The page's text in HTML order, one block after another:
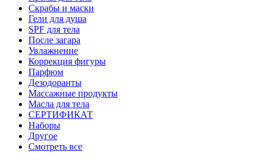
Скрабы и маски
Гели для душа
SPF для тела
После загара
Увлажнение
Коррекция фигуры
Парфюм
Дезодоранты
Массажные продукты
Масла для тела
СЕРТИФИКАТ
Наборы
Другое
Смотреть все